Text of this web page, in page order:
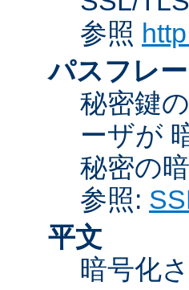
参照
パスフレ
秘密鍵
ーザが
秘密の
参照:
平文
暗号化